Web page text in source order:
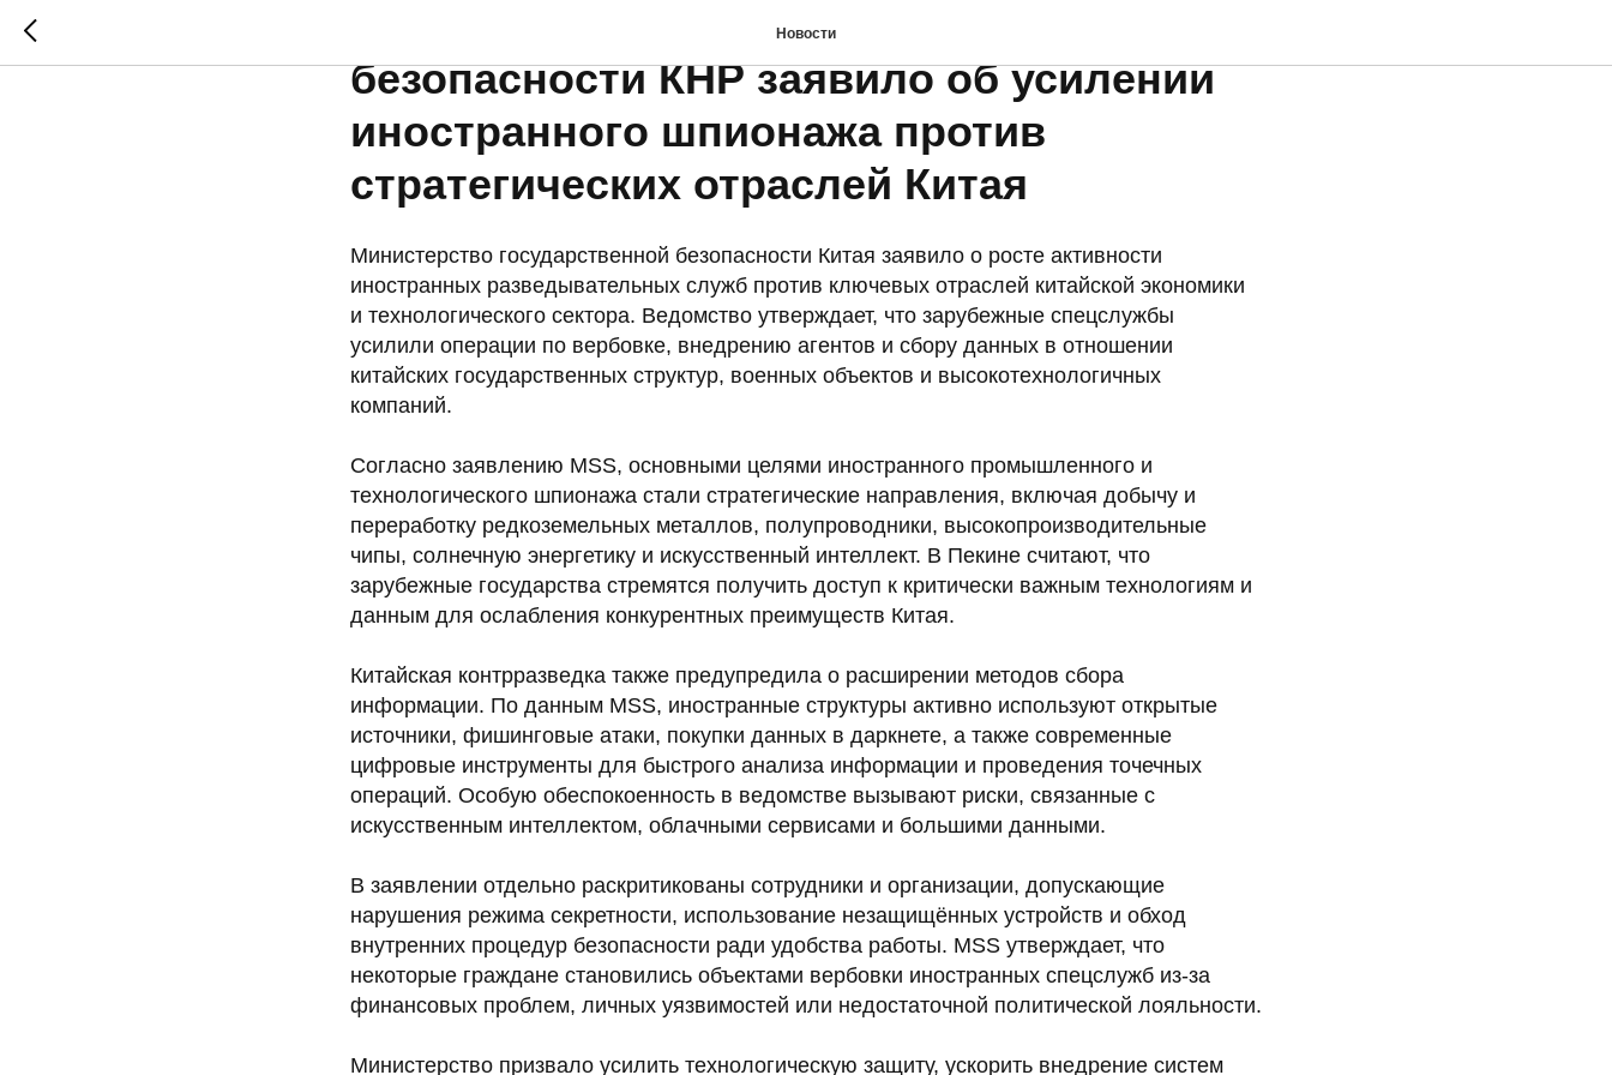
Новости
Министерство государственной
безопасности КНР заявило об усилении
иностранного шпионажа против
стратегических отраслей Китая
Министерство государственной безопасности Китая заявило о росте активности
иностранных разведывательных служб против ключевых отраслей китайской экономики
и технологического сектора. Ведомство утверждает, что зарубежные спецслужбы
усилили операции по вербовке, внедрению агентов и сбору данных в отношении
китайских государственных структур, военных объектов и высокотехнологичных
компаний.
Согласно заявлению MSS, основными целями иностранного промышленного и
технологического шпионажа стали стратегические направления, включая добычу и
переработку редкоземельных металлов, полупроводники, высокопроизводительные
чипы, солнечную энергетику и искусственный интеллект. В Пекине считают, что
зарубежные государства стремятся получить доступ к критически важным технологиям и
данным для ослабления конкурентных преимуществ Китая.
Китайская контрразведка также предупредила о расширении методов сбора
информации. По данным MSS, иностранные структуры активно используют открытые
источники, фишинговые атаки, покупки данных в даркнете, а также современные
цифровые инструменты для быстрого анализа информации и проведения точечных
операций. Особую обеспокоенность в ведомстве вызывают риски, связанные с
искусственным интеллектом, облачными сервисами и большими данными.
В заявлении отдельно раскритикованы сотрудники и организации, допускающие
нарушения режима секретности, использование незащищённых устройств и обход
внутренних процедур безопасности ради удобства работы. MSS утверждает, что
некоторые граждане становились объектами вербовки иностранных спецслужб из-за
финансовых проблем, личных уязвимостей или недостаточной политической лояльности.
Министерство призвало усилить технологическую защиту, ускорить внедрение систем